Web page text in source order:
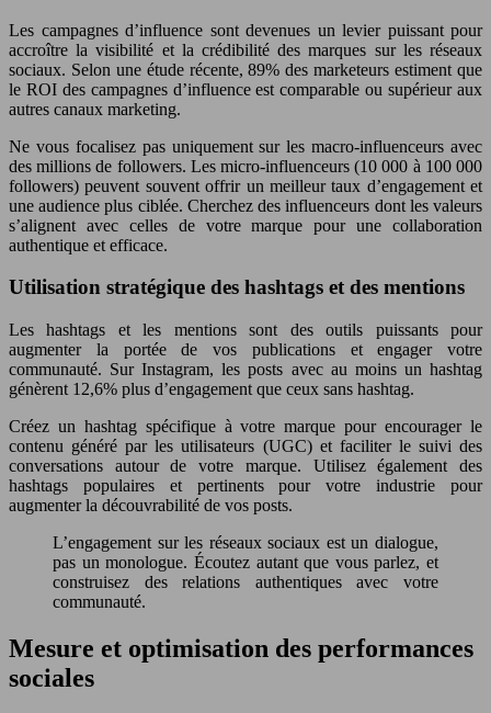
Les campagnes d’influence sont devenues un levier puissant pour
accroître la visibilité et la crédibilité des marques sur les réseaux
sociaux. Selon une étude récente, 89% des marketeurs estiment que
le ROI des campagnes d’influence est comparable ou supérieur aux
autres canaux marketing.
Ne vous focalisez pas uniquement sur les macro-influenceurs avec
des millions de followers. Les micro-influenceurs (10 000 à 100 000
followers) peuvent souvent offrir un meilleur taux d’engagement et
une audience plus ciblée. Cherchez des influenceurs dont les valeurs
s’alignent avec celles de votre marque pour une collaboration
authentique et efficace.
Utilisation stratégique des hashtags et des mentions
Les hashtags et les mentions sont des outils puissants pour
augmenter la portée de vos publications et engager votre
communauté. Sur Instagram, les posts avec au moins un hashtag
génèrent 12,6% plus d’engagement que ceux sans hashtag.
Créez un hashtag spécifique à votre marque pour encourager le
contenu généré par les utilisateurs (UGC) et faciliter le suivi des
conversations autour de votre marque. Utilisez également des
hashtags populaires et pertinents pour votre industrie pour
augmenter la découvrabilité de vos posts.
L’engagement sur les réseaux sociaux est un dialogue,
pas un monologue. Écoutez autant que vous parlez, et
construisez des relations authentiques avec votre
communauté.
Mesure et optimisation des performances
sociales